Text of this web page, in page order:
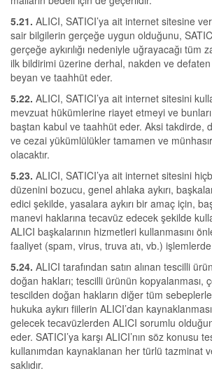
5.21. ALICI, SATICI’ya ait internet sitesine
sair bilgilerin gerçeğe uygun olduğunu,
gerçeğe aykırılığı nedeniyle uğrayacağı tüm
ilk bildirimi üzerine derhal, nakden ve
beyan ve taahhüt eder.
5.22. ALICI, SATICI’ya ait internet sitesini
mevzuat hükümlerine riayet etmeyi ve
baştan kabul ve taahhüt eder. Aksi takdirde,
ve cezai yükümlülükler tamamen ve
olacaktır.
5.23. ALICI, SATICI’ya ait internet sitesini
düzenini bozucu, genel ahlaka aykırı,
edici şekilde, yasalara aykırı bir amaç için,
manevi haklarına tecavüz edecek şekilde
ALICI başkalarının hizmetleri kullanmasını
faaliyet (spam, virus, truva atı, vb.)
5.24. ALICI tarafından satın alınan tescilli
doğan hakları; tescilli ürünün kopyalanması,
tescilden doğan hakların diğer tüm
hukuka aykırı fiilerin ALICI’dan
gelecek tecavüzlerden ALICI sorumlu
eder. SATICI’ya karşı ALICI’nın söz konusu
kullanımdan kaynaklanan her türlü tazminat
saklıdır.